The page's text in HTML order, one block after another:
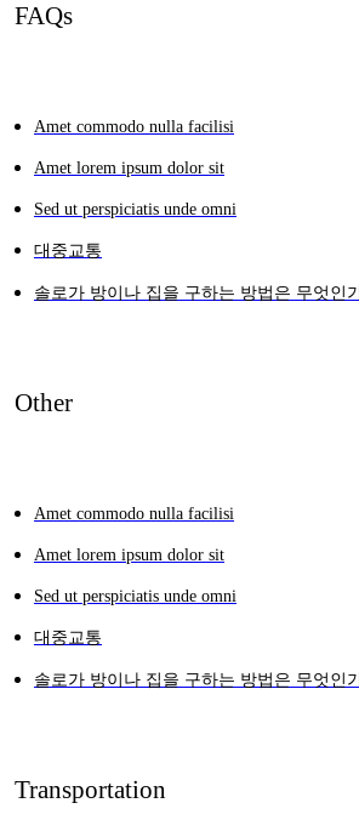
FAQs
Amet commodo nulla facilisi
Amet lorem ipsum dolor sit
Sed ut perspiciatis unde omni
대중교통
솔로가 방이나 집을 구하는 방법은 무엇인
Other
Amet commodo nulla facilisi
Amet lorem ipsum dolor sit
Sed ut perspiciatis unde omni
대중교통
솔로가 방이나 집을 구하는 방법은 무엇인
Transportation